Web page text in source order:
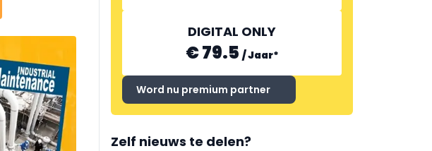
DIGITAL ONLY
€ 79.5 /Jaar*
Word nu premium partner
Zelf nieuws te delen?